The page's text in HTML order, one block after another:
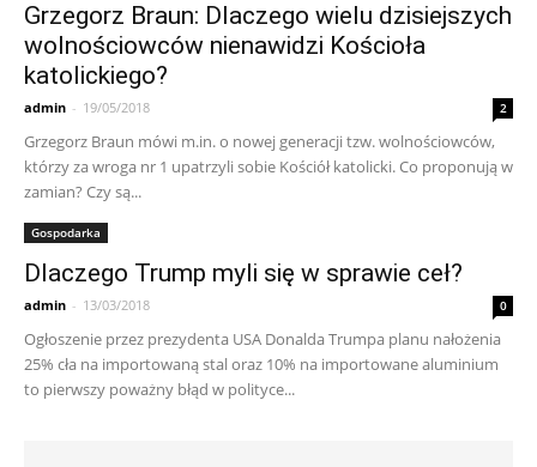
Grzegorz Braun: Dlaczego wielu dzisiejszych
wolnościowców nienawidzi Kościoła
katolickiego?
admin - 19/05/2018 2
Grzegorz Braun mówi m.in. o nowej generacji tzw. wolnościowców,
którzy za wroga nr 1 upatrzyli sobie Kościół katolicki. Co proponują w
zamian? Czy są...
Gospodarka
Dlaczego Trump myli się w sprawie ceł?
admin - 13/03/2018 0
Ogłoszenie przez prezydenta USA Donalda Trumpa planu nałożenia
25% cła na importowaną stal oraz 10% na importowane aluminium
to pierwszy poważny błąd w polityce...